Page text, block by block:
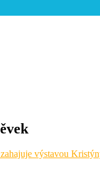
výstavou